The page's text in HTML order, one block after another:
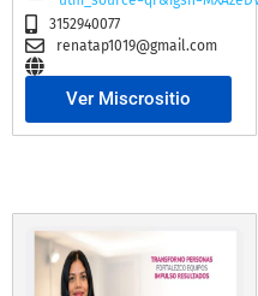
3152940077
renatap1019@gmail.com
Ver Miscrositio